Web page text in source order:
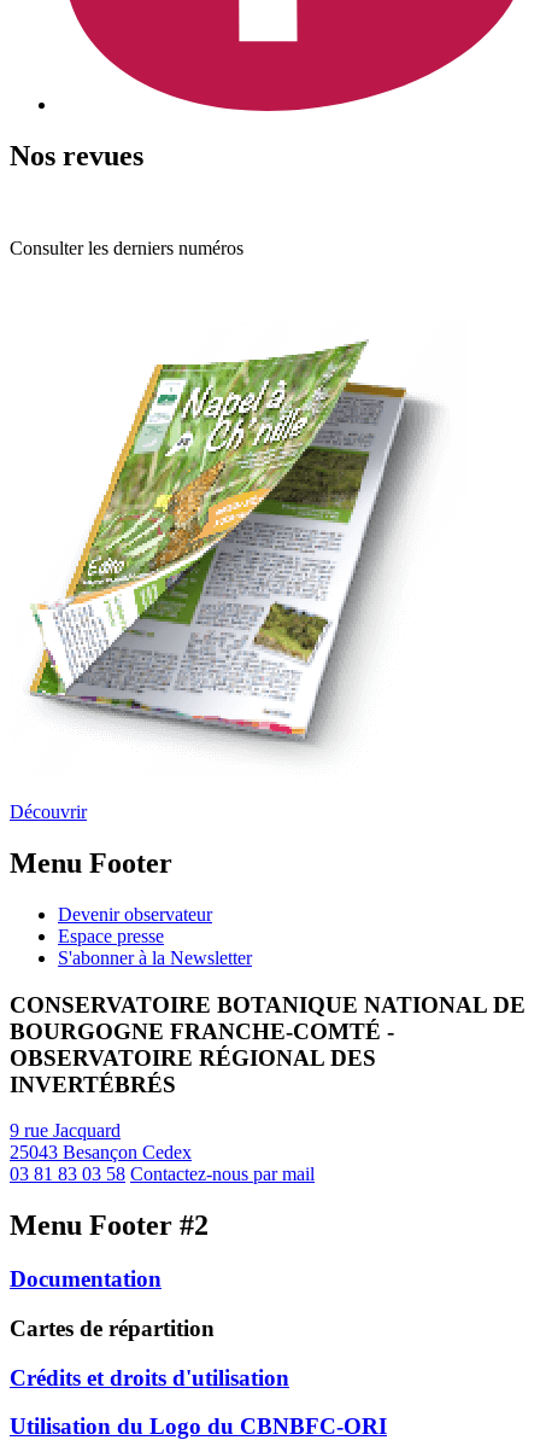
Nos revues
Consulter les derniers numéros
Découvrir
Menu Footer
Devenir observateur
Espace presse
S'abonner à la Newsletter
CONSERVATOIRE BOTANIQUE NATIONAL DE
BOURGOGNE FRANCHE-COMTÉ -
OBSERVATOIRE RÉGIONAL DES
INVERTÉBRÉS
9 rue Jacquard
25043 Besançon Cedex
03 81 83 03 58 Contactez-nous par mail
Menu Footer #2
Documentation
Cartes de répartition
Crédits et droits d'utilisation
Utilisation du Logo du CBNBFC-ORI